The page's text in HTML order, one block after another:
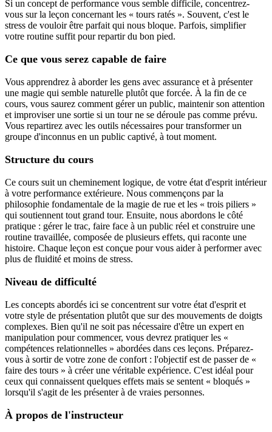
Si un concept de performance vous semble difficile, concentrez-
vous sur la leçon concernant les « tours ratés ». Souvent, c'est le
stress de vouloir être parfait qui nous bloque. Parfois, simplifier
votre routine suffit pour repartir du bon pied.
Ce que vous serez capable de faire
Vous apprendrez à aborder les gens avec assurance et à présenter
une magie qui semble naturelle plutôt que forcée. À la fin de ce
cours, vous saurez comment gérer un public, maintenir son attention
et improviser une sortie si un tour ne se déroule pas comme prévu.
Vous repartirez avec les outils nécessaires pour transformer un
groupe d'inconnus en un public captivé, à tout moment.
Structure du cours
Ce cours suit un cheminement logique, de votre état d'esprit intérieur
à votre performance extérieure. Nous commençons par la
philosophie fondamentale de la magie de rue et les « trois piliers »
qui soutiennent tout grand tour. Ensuite, nous abordons le côté
pratique : gérer le trac, faire face à un public réel et construire une
routine travaillée, composée de plusieurs effets, qui raconte une
histoire. Chaque leçon est conçue pour vous aider à performer avec
plus de fluidité et moins de stress.
Niveau de difficulté
Les concepts abordés ici se concentrent sur votre état d'esprit et
votre style de présentation plutôt que sur des mouvements de doigts
complexes. Bien qu'il ne soit pas nécessaire d'être un expert en
manipulation pour commencer, vous devrez pratiquer les «
compétences relationnelles » abordées dans ces leçons. Préparez-
vous à sortir de votre zone de confort : l'objectif est de passer de «
faire des tours » à créer une véritable expérience. C'est idéal pour
ceux qui connaissent quelques effets mais se sentent « bloqués »
lorsqu'il s'agit de les présenter à de vraies personnes.
À propos de l'instructeur